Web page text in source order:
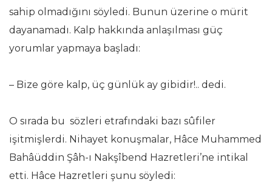
sahip olmadığını söyledi. Bunun üzerine o mürit
dayanamadı. Kalp hakkında anlaşılması güç
yorumlar yapmaya başladı:
– Bize göre kalp, üç günlük ay gibidir!.. dedi.
O sırada bu sözleri etrafındaki bazı sûfiler
işitmişlerdi. Nihayet konuşmalar, Hâce Muhammed
Bahâüddin Şâh-ı Nakşîbend Hazretleri’ne intikal
etti. Hâce Hazretleri şunu söyledi: